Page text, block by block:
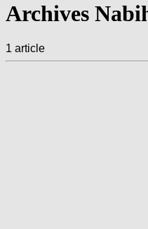
Archives
1 article